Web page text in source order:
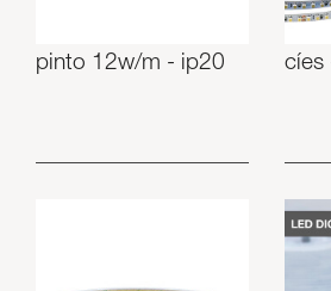
pinto 12w/m - ip20 cíes